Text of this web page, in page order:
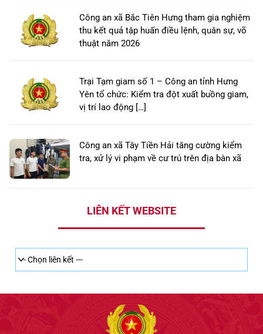
Công an xã Bắc Tiên Hưng tham gia nghiệm
thu kết quả tập huấn điều lệnh, quân sự, võ
thuật năm 2026
Trại Tạm giam số 1 – Công an tỉnh Hưng
Yên tổ chức: Kiểm tra đột xuất buồng giam,
vị trí lao động […]
Công an xã Tây Tiền Hải tăng cường kiểm
tra, xử lý vi phạm về cư trú trên địa bàn xã
LIÊN KẾT WEBSITE